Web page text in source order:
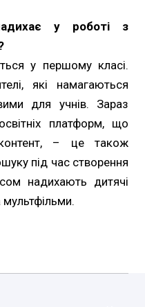
у роботі з
у першому класі.
які намагаються
для учнів. Зараз
платформ, що
– це також
під час створення
надихають дитячі